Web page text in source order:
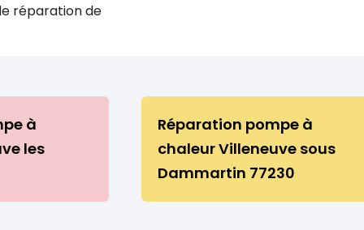
réparation de
à
les
Réparation pompe à
chaleur Villeneuve sous
Dammartin 77230